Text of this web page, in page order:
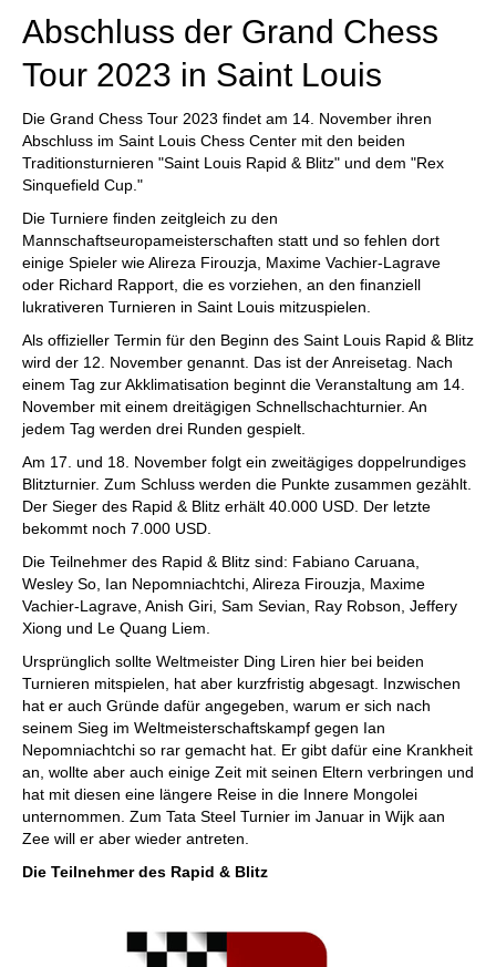
Abschluss der Grand Chess
Tour 2023 in Saint Louis
Die Grand Chess Tour 2023 findet am 14. November ihren
Abschluss im Saint Louis Chess Center mit den beiden
Traditionsturnieren "Saint Louis Rapid & Blitz" und dem "Rex
Sinquefield Cup."
Die Turniere finden zeitgleich zu den
Mannschaftseuropameisterschaften statt und so fehlen dort
einige Spieler wie Alireza Firouzja, Maxime Vachier-Lagrave
oder Richard Rapport, die es vorziehen, an den finanziell
lukrativeren Turnieren in Saint Louis mitzuspielen.
Als offizieller Termin für den Beginn des Saint Louis Rapid & Blitz
wird der 12. November genannt. Das ist der Anreisetag. Nach
einem Tag zur Akklimatisation beginnt die Veranstaltung am 14.
November mit einem dreitägigen Schnellschachturnier. An
jedem Tag werden drei Runden gespielt.
Am 17. und 18. November folgt ein zweitägiges doppelrundiges
Blitzturnier. Zum Schluss werden die Punkte zusammen gezählt.
Der Sieger des Rapid & Blitz erhält 40.000 USD. Der letzte
bekommt noch 7.000 USD.
Die Teilnehmer des Rapid & Blitz sind: Fabiano Caruana,
Wesley So, Ian Nepomniachtchi, Alireza Firouzja, Maxime
Vachier-Lagrave, Anish Giri, Sam Sevian, Ray Robson, Jeffery
Xiong und Le Quang Liem.
Ursprünglich sollte Weltmeister Ding Liren hier bei beiden
Turnieren mitspielen, hat aber kurzfristig abgesagt. Inzwischen
hat er auch Gründe dafür angegeben, warum er sich nach
seinem Sieg im Weltmeisterschaftskampf gegen Ian
Nepomniachtchi so rar gemacht hat. Er gibt dafür eine Krankheit
an, wollte aber auch einige Zeit mit seinen Eltern verbringen und
hat mit diesen eine längere Reise in die Innere Mongolei
unternommen. Zum Tata Steel Turnier im Januar in Wijk aan
Zee will er aber wieder antreten.
Die Teilnehmer des Rapid & Blitz